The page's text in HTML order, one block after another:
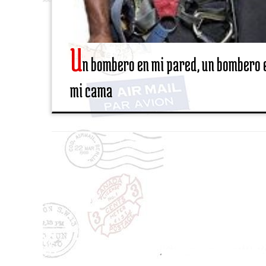
Un bombero en mi pared, un bombero
mi cama